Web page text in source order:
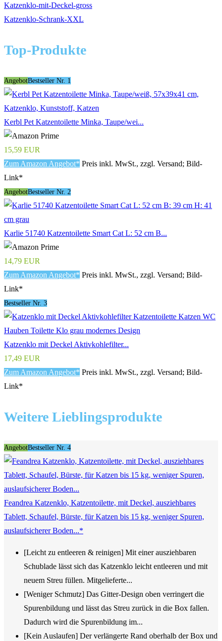
Katzenklo-mit-Deckel-gross
Katzenklo-Schrank-XXL
Top-Produkte
AngebotBestseller Nr. 1
Kerbl Pet Katzentoilette Minka, Taupe/wei...
15,59 EUR
Zum Amazon Angebot* Preis inkl. MwSt., zzgl. Versand; Bild-
Link*
AngebotBestseller Nr. 2
Karlie 51740 Katzentoilette Smart Cat L: 52 cm B...
14,79 EUR
Zum Amazon Angebot* Preis inkl. MwSt., zzgl. Versand; Bild-
Link*
Bestseller Nr. 3
Katzenklo mit Deckel Aktivkohlefilter...
17,49 EUR
Zum Amazon Angebot* Preis inkl. MwSt., zzgl. Versand; Bild-
Link*
Weitere Lieblingsprodukte
AngebotBestseller Nr. 4
Feandrea Katzenklo, Katzentoilette, mit Deckel, ausziehbares
Tablett, Schaufel, Bürste, für Katzen bis 15 kg, weniger Spuren,
auslaufsicherer Boden...*
[Leicht zu entleeren & reinigen] Mit einer ausziehbaren
Schublade lässt sich das Katzenklo leicht entleeren und mit
neuem Streu füllen. Mitgelieferte...
[Weniger Schmutz] Das Gitter-Design oben verringert die
Spurenbildung und lässt das Streu zurück in die Box fallen.
Dadurch wird die Spurenbildung im...
[Kein Auslaufen] Der verlängerte Rand oberhalb der Box und